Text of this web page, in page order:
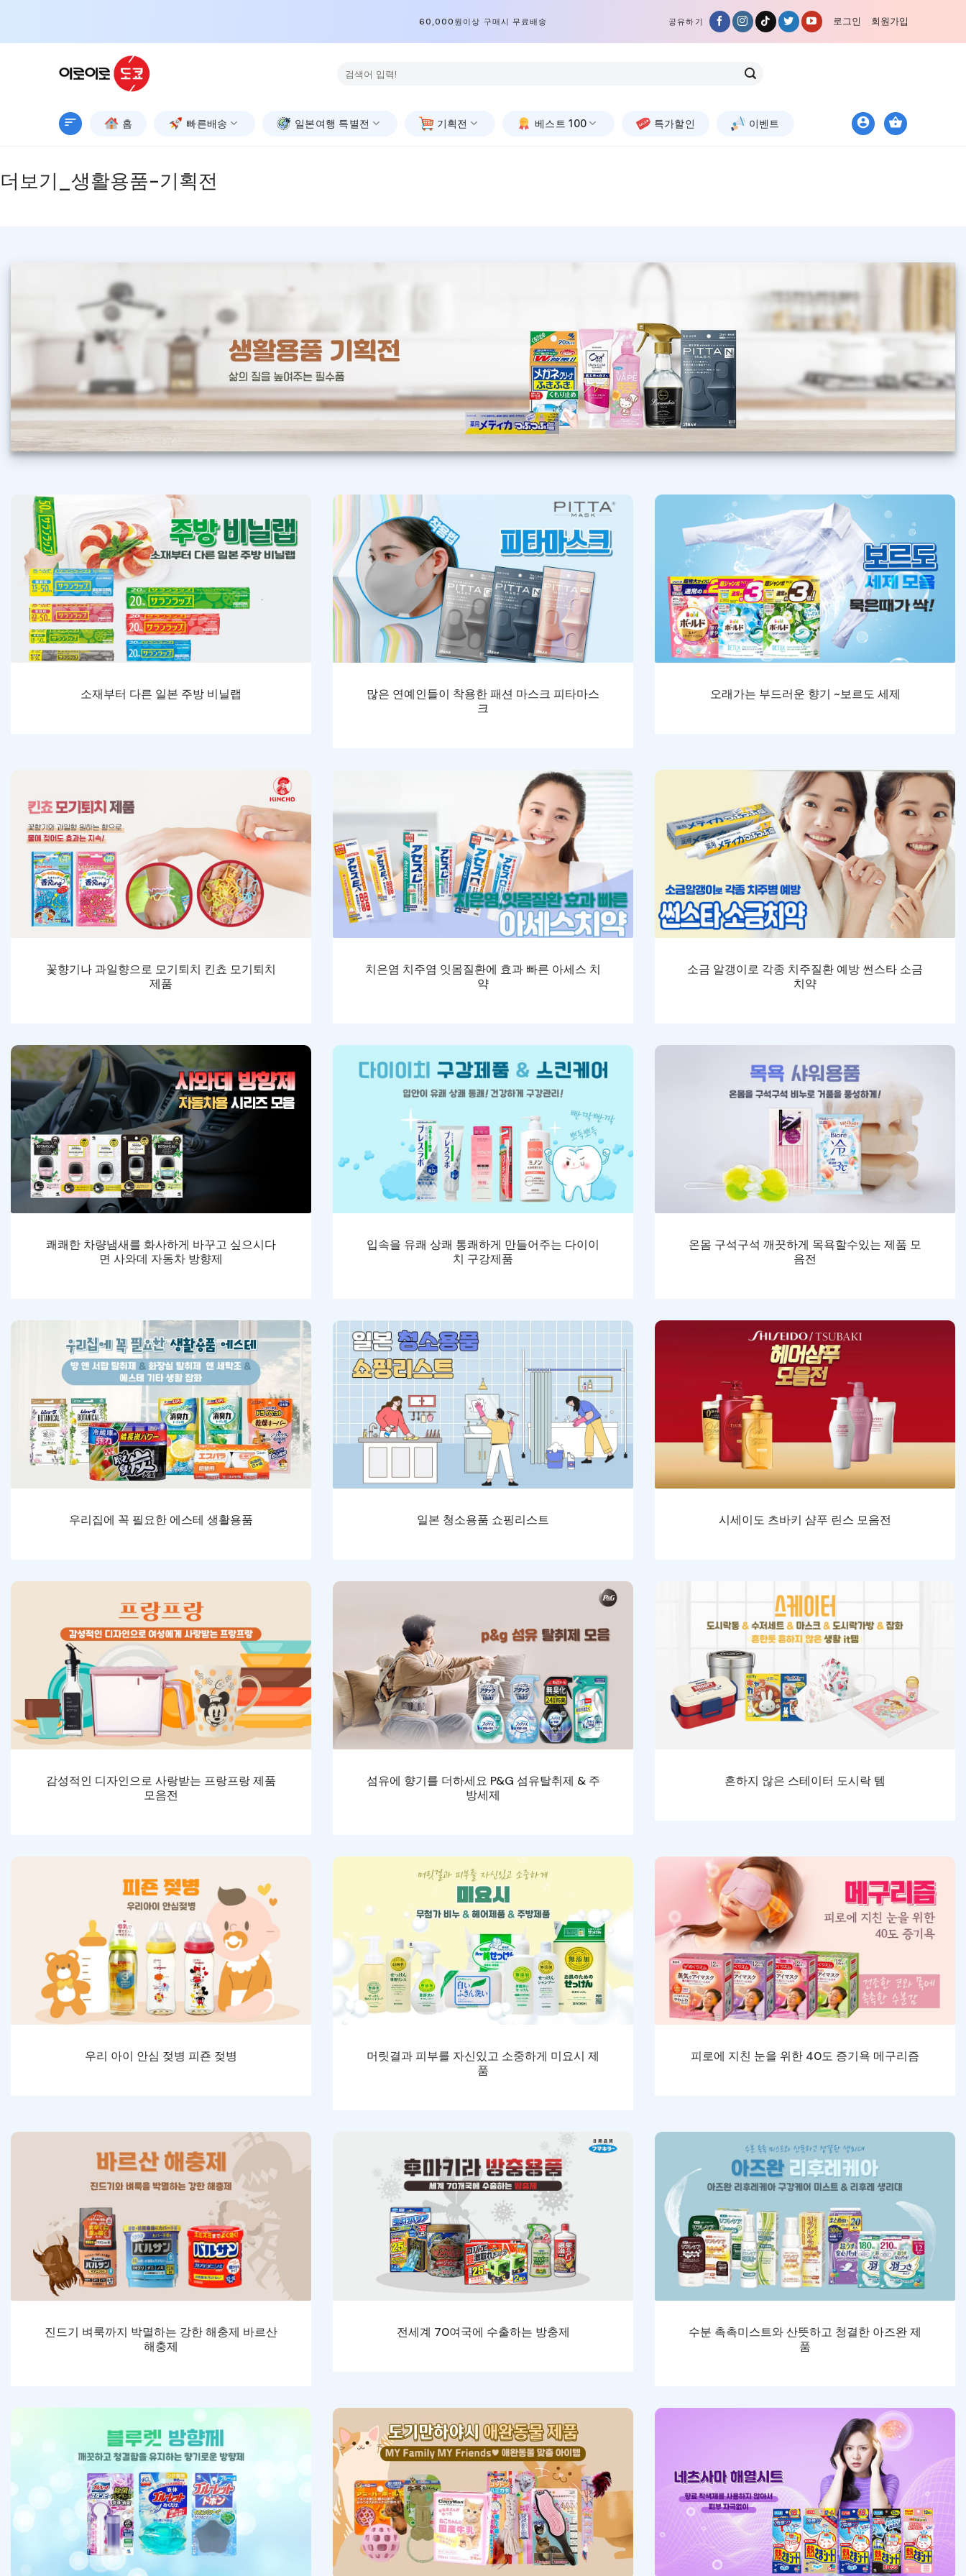
content
60,000원이상 구매시 무료배송 공유하기 로그인 회원가입
색:
홈 빠른배송 일본여행 특별전 기획전 베스트 100 특가할인 이벤트
더보기_생활용품-기획전
소재부터 다른 일본 주방 비닐랩
많은 연예인들이 착용한 패션 마스크 피타마스
크
오래가는 부드러운 향기 ~보르도 세제
꽃향기나 과일향으로 모기퇴치 킨쵸 모기퇴치
제품
치은염 치주염 잇몸질환에 효과 빠른 아세스 치
약
소금 알갱이로 각종 치주질환 예방 썬스타 소금
치약
쾌쾌한 차량냄새를 화사하게 바꾸고 싶으시다
면 사와데 자동차 방향제
입속을 유쾌 상쾌 통쾌하게 만들어주는 다이이
치 구강제품
온몸 구석구석 깨끗하게 목욕할수있는 제품 모
음전
우리집에 꼭 필요한 에스테 생활용품 일본 청소용품 쇼핑리스트 시세이도 츠바키 샴푸 린스 모음전
감성적인 디자인으로 사랑받는 프랑프랑 제품
모음전
섬유에 향기를 더하세요 P&G 섬유탈취제 & 주
방세제
흔하지 않은 스테이터 도시락 템
우리 아이 안심 젖병 피죤 젖병
머릿결과 피부를 자신있고 소중하게 미요시 제
품
피로에 지친 눈을 위한 40도 증기욕 메구리즘
진드기 벼룩까지 박멸하는 강한 해충제 바르산
해충제
전세계 70여국에 수출하는 방충제
수분 촉촉미스트와 산뜻하고 청결한 아즈완 제
품